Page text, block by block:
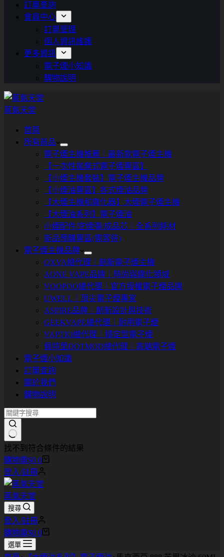
訂單查詢
會員中心
訂單管理
個人資訊維護
更多資訊
電子煙小知識
購物說明
蒸氣天堂
首頁
所有商品
電子煙主機推薦｜最新款電子煙主機
【一次性拋棄式電子煙專區】
【小煙主機套裝】電子煙主機品牌
【小煙油專區】各式煙油品牌
【大煙主機和霧化器】大煙電子煙主機
【大煙油系列】電子煙油
小煙配件/空煙彈/成品芯｜全系列耗材
新品預購專區(需等待)
電子煙主機品牌
OXVA總代理｜創新電子煙主機
AONE VAPE品牌｜時尚與霧化領域
VOOPOO總代理｜官方授權電子煙品牌
UWELL｜頂尖電子煙專家
ASPIRE品牌｜創新設計與技術
GEEKVAPE總代理｜耐用電子煙
VAPTIO總代理｜穩定型電子煙
佩特里DOTMOD總代理｜高端電子煙
電子煙小知識
訂單查詢
關於我們
購物說明
找不到符合條件的結果
購物車$0 0
登入/註冊
蒸氣天堂
搜尋
登入/註冊
購物車$0 0
選單